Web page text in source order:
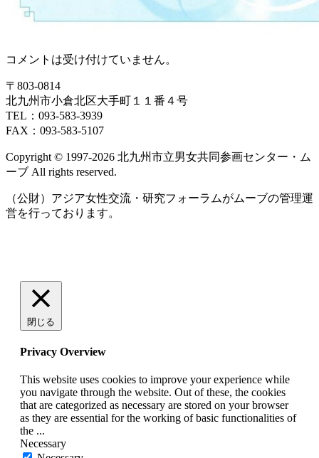
コメントは受け付けていません。
〒803‐0814
北九州市小倉北区大手町１１番４号
TEL：093‐583‐3939
FAX：093‐583‐5107
Copyright © 1997‐2026 北九州市立男女共同参画センター・ム
ーブ All rights reserved.
（公財）アジア女性交流・研究フォーラムがムーブの管理運
営を行っております。
閉じる
Privacy Overview
This website uses cookies to improve your experience while
you navigate through the website. Out of these, the cookies
that are categorized as necessary are stored on your browser
as they are essential for the working of basic functionalities of
the ...
Necessary